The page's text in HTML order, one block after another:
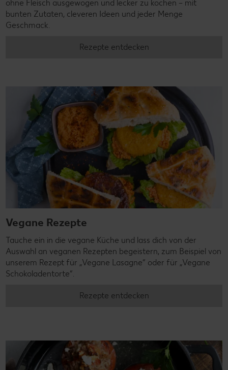
ohne Fleisch ausgewogen und lecker zu kochen – mit
bunten Zutaten, cleveren Ideen und jeder Menge
Geschmack.
Rezepte entdecken
Vegane Rezepte
Tauche ein in die vegane Küche und lass dich von der
Auswahl an veganen Rezepten begeistern, zum Beispiel von
unserem Rezept für „Vegane Lasagne“ oder für „Vegane
Schokoladentorte“.
Rezepte entdecken